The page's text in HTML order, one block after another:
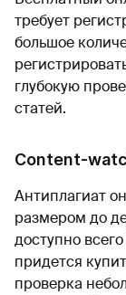
требует
большое
глубокую
статей.
Content-
Антиплагиат
размером до
доступно
придется
проверка